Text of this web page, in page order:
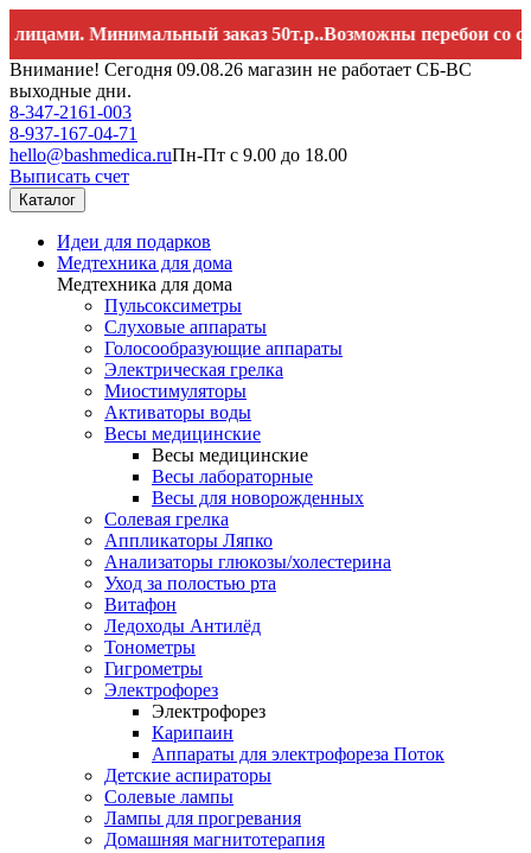
Минимальный заказ 50т.р..Возможны перебои со связью.
Внимание! Сегодня 09.08.26 магазин не работает СБ-ВС
выходные дни.
8-347-2161-003
8-937-167-04-71
hello@bashmedica.ruПн-Пт с 9.00 до 18.00
Выписать счет
Каталог
Идеи для подарков
Медтехника для дома
Медтехника для дома
Пульсоксиметры
Слуховые аппараты
Голосообразующие аппараты
Электрическая грелка
Миостимуляторы
Активаторы воды
Весы медицинские
Весы медицинские
Весы лабораторные
Весы для новорожденных
Солевая грелка
Аппликаторы Ляпко
Анализаторы глюкозы/холестерина
Уход за полостью рта
Витафон
Ледоходы Антилёд
Тонометры
Гигрометры
Электрофорез
Электрофорез
Карипаин
Аппараты для электрофореза Поток
Детские аспираторы
Солевые лампы
Лампы для прогревания
Домашняя магнитотерапия